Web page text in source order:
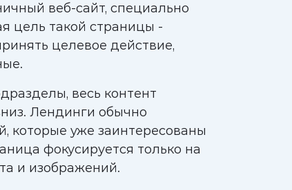
веб-сайт, специально
цель такой страницы -
целевое действие,
весь контент
Лендинги обычно
которые уже заинтересованы
фокусируется только на
и изображений.